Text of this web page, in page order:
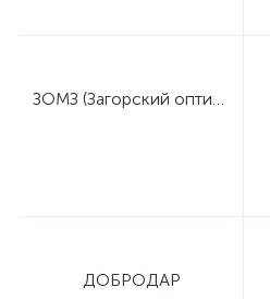
ЗОМЗ (Загорский оптико-механический завод)
ДОБРОДАР